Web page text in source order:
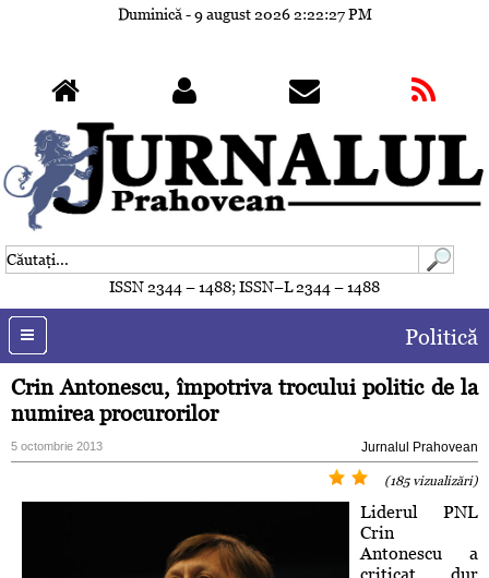
Duminică - 9 august 2026 2:22:30 PM
ISSN 2344 – 1488; ISSN–L 2344 – 1488
Politică
Crin Antonescu, împotriva trocului politic de la
numirea procurorilor
5 octombrie 2013 Jurnalul Prahovean
(185 vizualizări)
Liderul PNL
Crin
Antonescu a